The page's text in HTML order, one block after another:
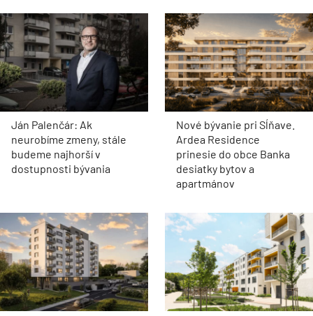
Ján Palenčár: Ak
neurobíme zmeny, stále
budeme najhorší v
dostupnosti bývania
Nové bývanie pri Sĺňave.
Ardea Residence
prinesie do obce Banka
desiatky bytov a
apartmánov